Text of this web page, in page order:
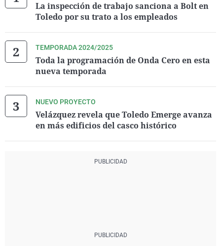
La inspección de trabajo sanciona a Bolt en
Toledo por su trato a los empleados
TEMPORADA 2024/2025
Toda la programación de Onda Cero en esta
nueva temporada
NUEVO PROYECTO
Velázquez revela que Toledo Emerge avanza
en más edificios del casco histórico